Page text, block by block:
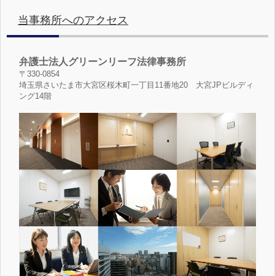
当事務所へのアクセス
弁護士法人グリーンリーフ法律事務所
〒330-0854
埼玉県さいたま市大宮区桜木町一丁目11番地20 大宮JPビルディ
ング14階